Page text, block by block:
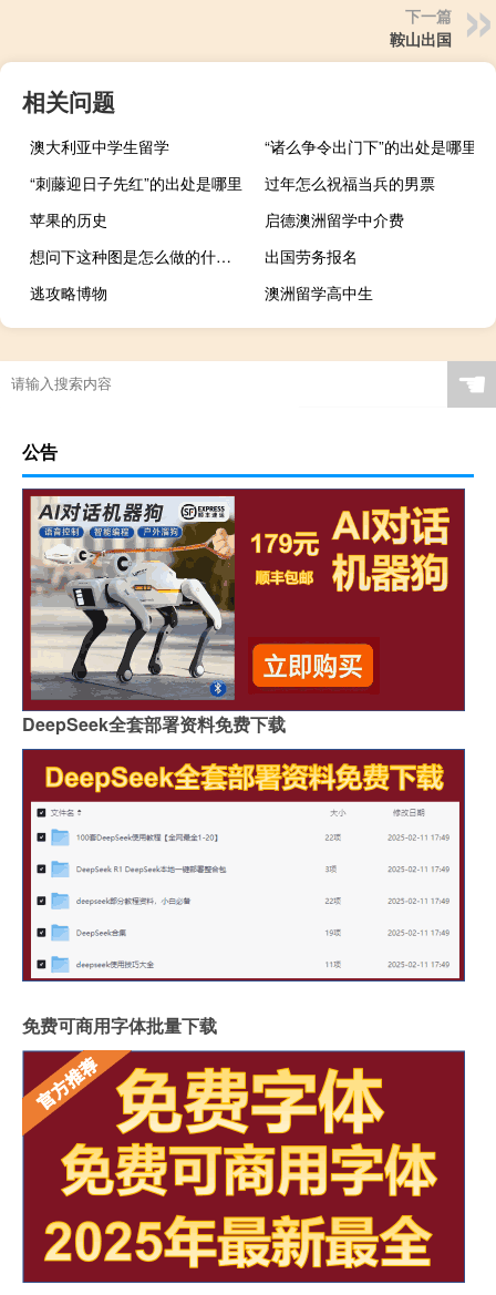
下一篇
鞍山出国
相关问题
澳大利亚中学生留学
“诸么争令出门下”的出处是哪里
“刺藤迎日子先红”的出处是哪里
过年怎么祝福当兵的男票
苹果的历史
启德澳洲留学中介费
想问下这种图是怎么做的什么梗
出国劳务报名
逃攻略博物
澳洲留学高中生
☚
公告
DeepSeek全套部署资料免费下载
免费可商用字体批量下载